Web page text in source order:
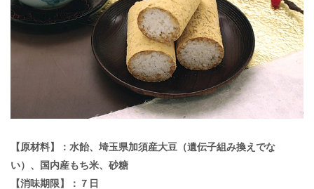
【原材料】：水飴、埼玉県加須産大豆（遺伝子組み換えでな
い）、国内産もち米、砂糖
【消味期限】：７日